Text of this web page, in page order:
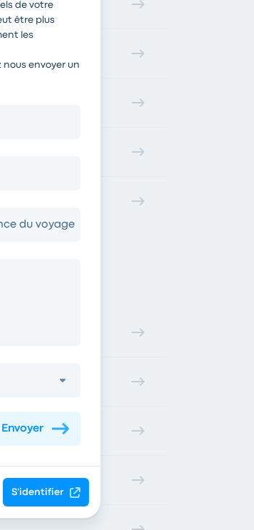
seniors?
de votre
être plus
les
envoyer un
du voyage
Envoyer
S'identifier